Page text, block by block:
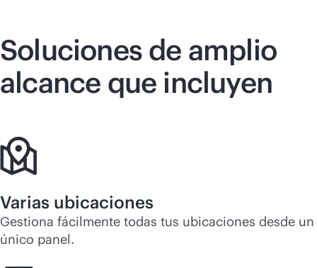
Soluciones de amplio
alcance que incluyen
Varias ubicaciones
Gestiona fácilmente todas tus ubicaciones desde un
único panel.